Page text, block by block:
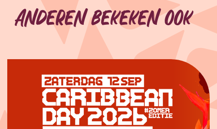
Anderen bekeken ook